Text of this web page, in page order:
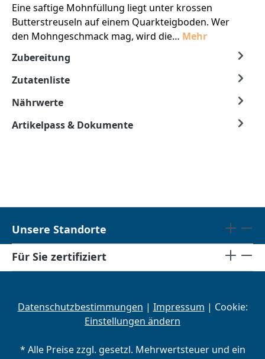
Eine saftige Mohnfüllung liegt unter krossen
Butterstreuseln auf einem Quarkteigboden. Wer
den Mohngeschmack mag, wird die… Mehr
Zubereitung
Zutatenliste
Nährwerte
Artikelpass & Dokumente
Unsere Standorte
Für Sie zertifiziert
Datenschutzbestimmungen | Impressum | Cookie:
Einstellungen ändern
* Alle Preise zzgl. gesetzl. Mehrwertsteuer und ein